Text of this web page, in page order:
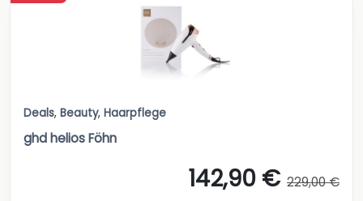
Deals, Beauty, Haarpflege
ghd helios Föhn
142,90 € 229,00 €